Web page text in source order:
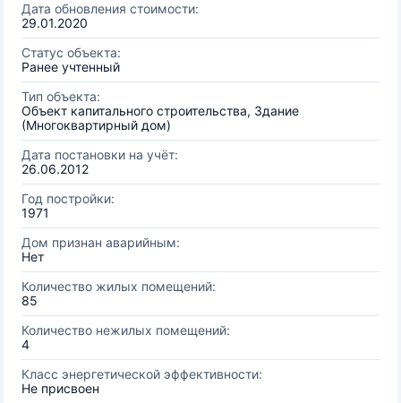
Дата обновления стоимости:
29.01.2020
Статус объекта:
Ранее учтенный
Тип объекта:
Объект капитального строительства, Здание
(Многоквартирный дом)
Дата постановки на учёт:
26.06.2012
Год постройки:
1971
Дом признан аварийным:
Нет
Количество жилых помещений:
85
Количество нежилых помещений:
4
Класс энергетической эффективности:
Не присвоен